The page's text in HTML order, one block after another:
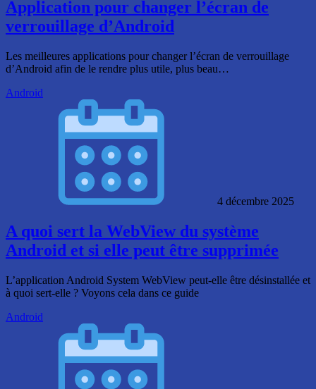
Application pour changer l’écran de
verrouillage d’Android
Les meilleures applications pour changer l’écran de verrouillage
d’Android afin de le rendre plus utile, plus beau…
Android
4 décembre 2025
A quoi sert la WebView du système
Android et si elle peut être supprimée
L’application Android System WebView peut-elle être désinstallée et
à quoi sert-elle ? Voyons cela dans ce guide
Android